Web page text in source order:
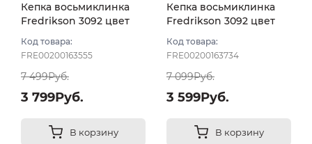
Кепка восьмиклинка
Fredrikson 3092 цвет
Код товара:
FRE00200163555
7 499Руб.
3 799Руб.
В корзину
Кепка восьмиклинка
Fredrikson 3092 цвет
57
Код товара:
FRE00200163734
7 099Руб.
3 599Руб.
В корзину